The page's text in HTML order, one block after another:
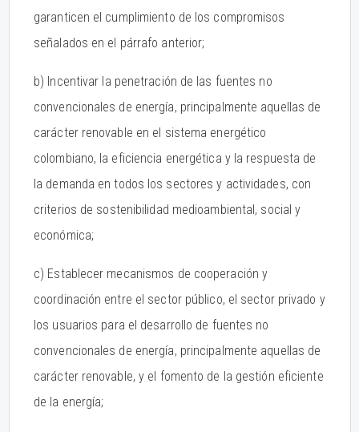
garanticen el cumplimiento de los compromisos
señalados en el párrafo anterior;
b) Incentivar la penetración de las fuentes no
convencionales de energía, principalmente aquellas de
carácter renovable en el sistema energético
colombiano, la eficiencia energética y la respuesta de
la demanda en todos los sectores y actividades, con
criterios de sostenibilidad medioambiental, social y
económica;
c) Establecer mecanismos de cooperación y
coordinación entre el sector público, el sector privado y
los usuarios para el desarrollo de fuentes no
convencionales de energía, principalmente aquellas de
carácter renovable, y el fomento de la gestión eficiente
de la energía;